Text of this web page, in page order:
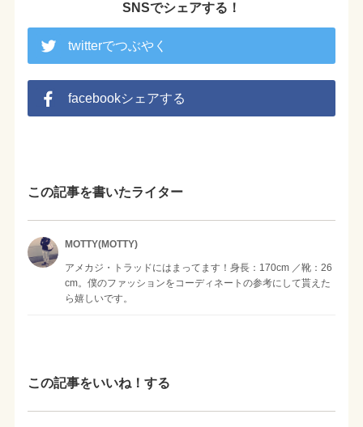
SNSでシェアする！
twitterでつぶやく
facebookシェアする
この記事を書いたライター
MOTTY(MOTTY)
アメカジ・トラッドにはまってます！身長：170cm ／靴：26
cm。僕のファッションをコーディネートの参考にして貰えた
ら嬉しいです。
この記事をいいね！する